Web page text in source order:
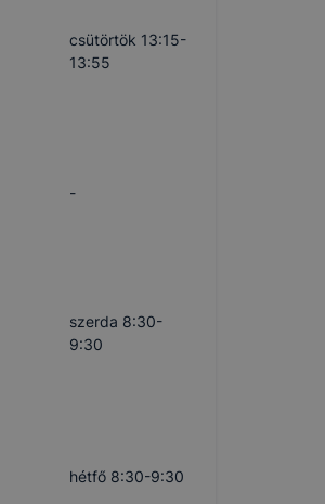
csütörtök 13:15-
13:55
-
szerda 8:30-
9:30
hétfő 8:30-9:30